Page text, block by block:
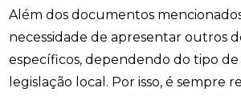
Além dos documentos
necessidade de apresentar outros
específicos, dependendo do tipo de
legislação local. Por isso, é sempre